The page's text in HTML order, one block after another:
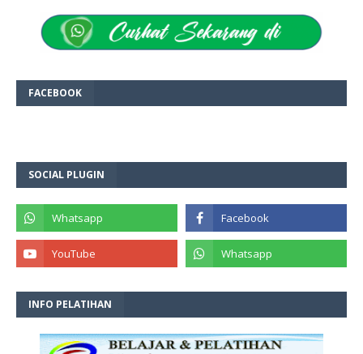
FACEBOOK
SOCIAL PLUGIN
INFO PELATIHAN